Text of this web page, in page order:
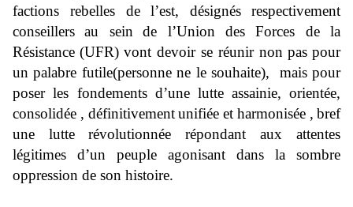
factions rebelles de l’est, désignés
respectivement
conseillers au sein
de l’Union des Forces de la
Résistance (UFR) vont devoir se réunir non pas pour
un palabre futile(personne ne le souhaite), mais pour
poser les fondements d’une lutte assainie, orientée,
consolidée , définitivement unifiée et harmonisée , bref
une lutte
révolutionnée
répondant aux attentes
légitimes d’un peuple agonisant dans la sombre
oppression de son histoire.